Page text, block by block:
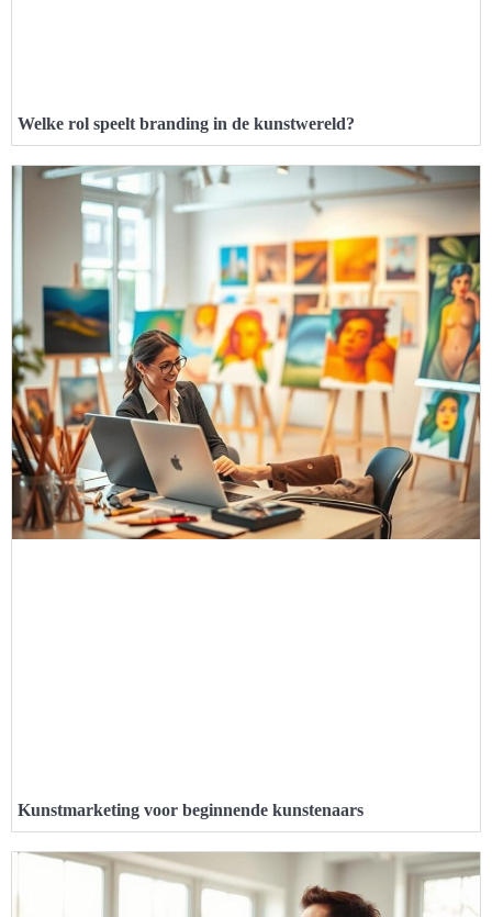
Welke rol speelt branding in de kunstwereld?
Kunstmarketing voor beginnende kunstenaars